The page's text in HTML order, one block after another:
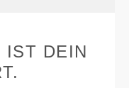
IST DEIN